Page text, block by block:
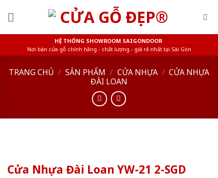
HỆ THỐNG SHOWROOM SAIGONDOOR
Nơi bán cửa gỗ chính hãng - chất lượng - giá rẻ nhất tại Sài Gòn
TRANG CHỦ / SẢN PHẨM / CỬA NHỰA / CỬA NHỰA
ĐÀI LOAN
Cửa Nhựa Đài Loan YW-21 2-SGD